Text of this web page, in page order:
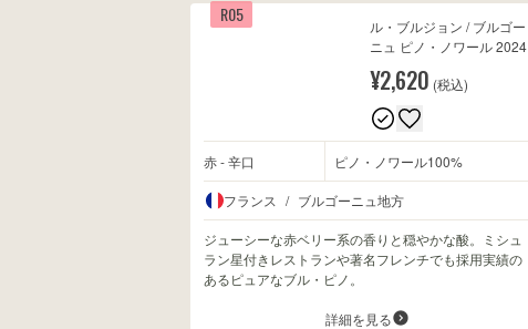
R05
ル・ブルジョン / ブルゴー
ニュ ピノ・ノワール 2024
¥2,620 (税込)
赤 - 辛口 ピノ・ノワール100%
フランス / ブルゴーニュ地方
ジューシーな赤ベリー系の香りと穏やかな酸。ミシュ
ラン星付きレストランや著名フレンチでも採用実績の
あるピュアなブル・ピノ。
詳細を見る